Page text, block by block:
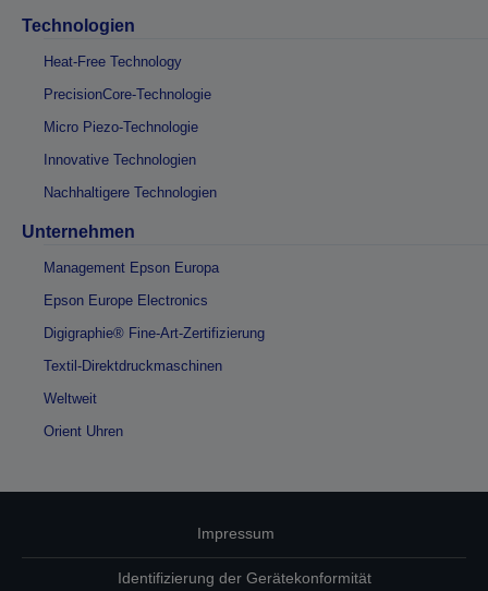
Technologien
Heat-Free Technology
PrecisionCore-Technologie
Micro Piezo-Technologie
Innovative Technologien
Nachhaltigere Technologien
Unternehmen
Management Epson Europa
Epson Europe Electronics
Digigraphie® Fine-Art-Zertifizierung
Textil-Direktdruckmaschinen
Weltweit
Orient Uhren
Impressum
Identifizierung der Gerätekonformität